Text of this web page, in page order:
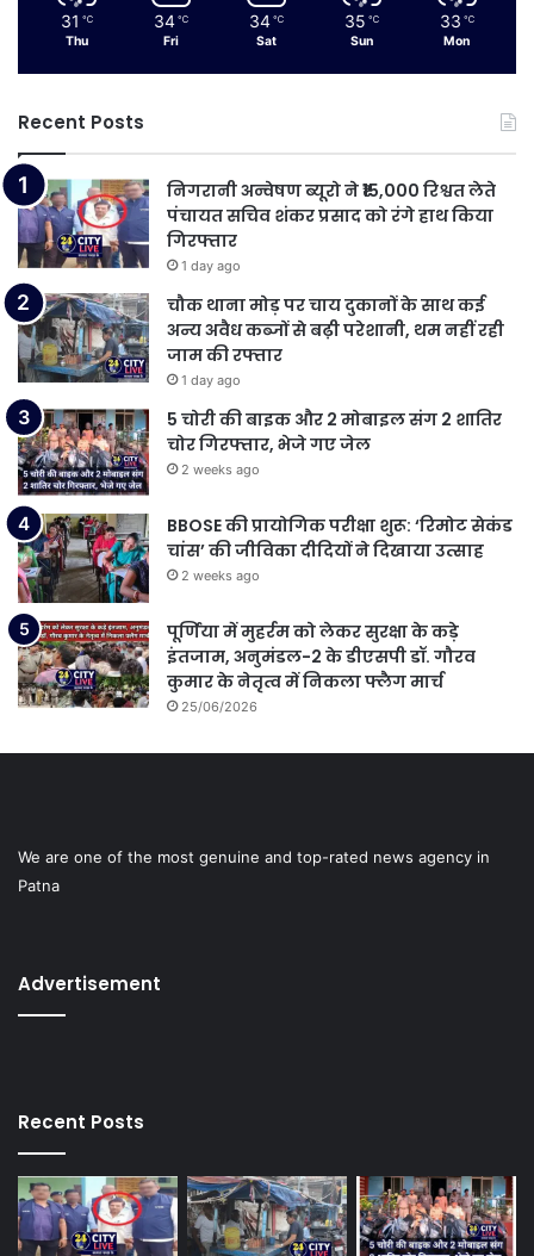
31 ℃
Thu
34 ℃
Fri
34 ℃
Sat
35 ℃
Sun
33 ℃
Mon
Recent Posts
निगरानी अन्वेषण ब्यूरो ने ₹15,000 रिश्वत लेते
पंचायत सचिव शंकर प्रसाद को रंगे हाथ किया
गिरफ्तार
1 day ago
चौक थाना मोड़ पर चाय दुकानों के साथ कई
अन्य अवैध कब्जों से बढ़ी परेशानी, थम नहीं रही
जाम की रफ्तार
1 day ago
5 चोरी की बाइक और 2 मोबाइल संग 2 शातिर
चोर गिरफ्तार, भेजे गए जेल
2 weeks ago
BBOSE की प्रायोगिक परीक्षा शुरू: ‘रिमोट सेकंड
चांस’ की जीविका दीदियों ने दिखाया उत्साह
2 weeks ago
पूर्णिया में मुहर्रम को लेकर सुरक्षा के कड़े
इंतजाम, अनुमंडल-2 के डीएसपी डॉ. गौरव
कुमार के नेतृत्व में निकला फ्लैग मार्च
25/06/2026
We are one of the most genuine and top-rated news agency in
Patna
Advertisement
Recent Posts